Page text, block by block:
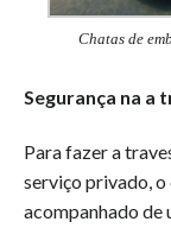
Chatas de
Segurança na a
Para fazer a
serviço privado,
acompanhado de